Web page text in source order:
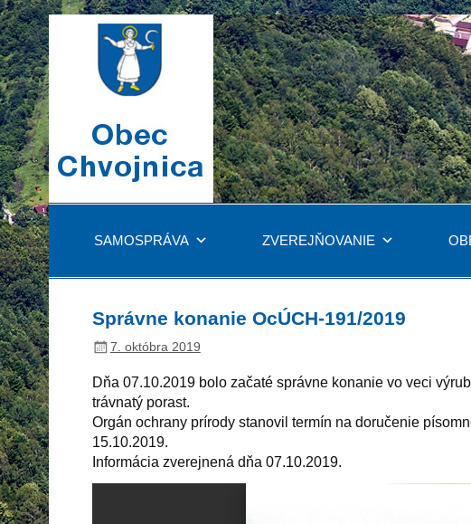
SAMOSPRÁVA ZVEREJŇOVANIE
Správne konanie OcÚCH-191/2019
7. októbra 2019
Dňa 07.10.2019 bolo začaté správne konanie vo veci
trávnatý porast.
Orgán ochrany prírody stanovil termín na doručenie
15.10.2019.
Informácia zverejnená dňa 07.10.2019.